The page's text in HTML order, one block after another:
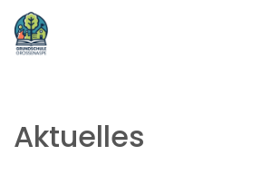
Aktuelles